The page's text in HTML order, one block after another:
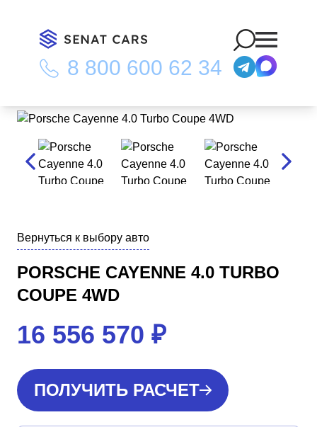
8 800 600 62 34
Главная Каталог/Porsche Cayenne 4.0 Turbo Coupe 4WD
Вернуться к выбору авто
PORSCHE CAYENNE 4.0 TURBO
COUPE 4WD
16 556 570 ₽
ПОЛУЧИТЬ РАСЧЕТ